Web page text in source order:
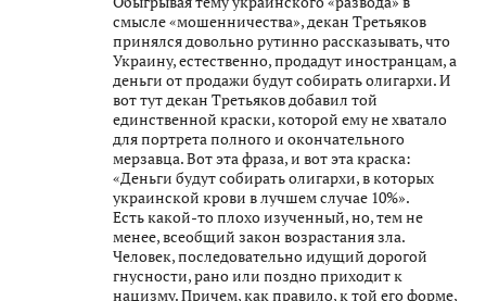
смысле «мошенничества», декан Третьяков
принялся довольно рутинно рассказывать, что
Украину, естественно, продадут иностранцам, а
деньги от продажи будут собирать олигархи. И
вот тут декан Третьяков добавил той
единственной краски, которой ему не хватало
для портрета полного и окончательного
мерзавца. Вот эта фраза, и вот эта краска:
«Деньги будут собирать олигархи, в которых
украинской крови в лучшем случае 10%».
Есть какой-то плохо изученный, но, тем не
менее, всеобщий закон возрастания зла.
Человек, последовательно идущий дорогой
гнусности, рано или поздно приходит к
нацизму. Причем, как правило, к той его форме,